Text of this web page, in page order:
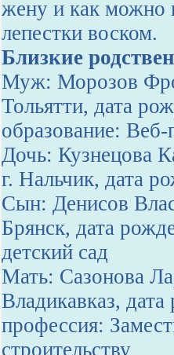
жену и как можно
лепестки воском.
Близкие
Муж: Морозов
Тольятти, дата
образование:
Дочь: Кузнецова
г. Нальчик, дата
Сын: Денисов
Брянск, дата
детский сад
Мать: Сазонова
Владикавказ,
профессия:
строительству